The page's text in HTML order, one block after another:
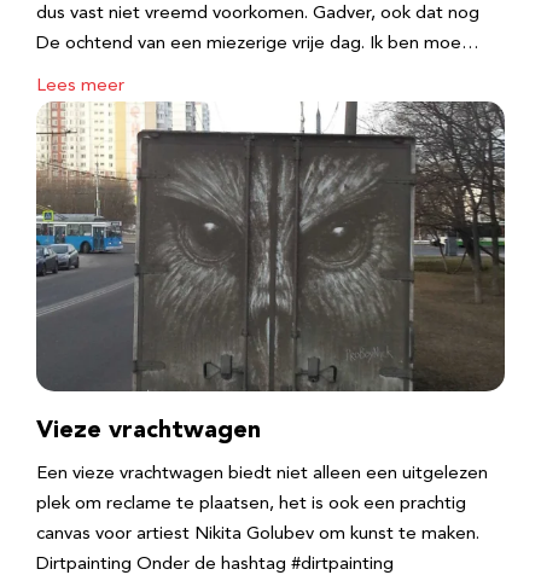
dus vast niet vreemd voorkomen. Gadver, ook dat nog
De ochtend van een miezerige vrije dag. Ik ben moe…
Lees meer
Vieze vrachtwagen
Een vieze vrachtwagen biedt niet alleen een uitgelezen
plek om reclame te plaatsen, het is ook een prachtig
canvas voor artiest Nikita Golubev om kunst te maken.
Dirtpainting Onder de hashtag #dirtpainting